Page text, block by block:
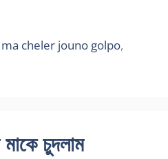
ma cheler jouno golpo,
চুদলাম